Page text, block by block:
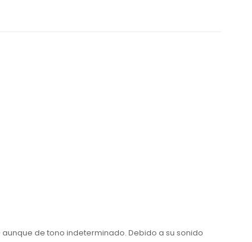
de tono indeterminado. Debido a su sonido